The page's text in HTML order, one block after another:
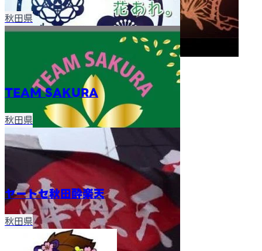
秋田県
TEAM SAKURA
秋田県
ヤートセ秋田酔楽天
秋田県